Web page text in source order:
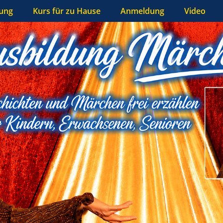
Kurs für zu Hause Anmeldung Video